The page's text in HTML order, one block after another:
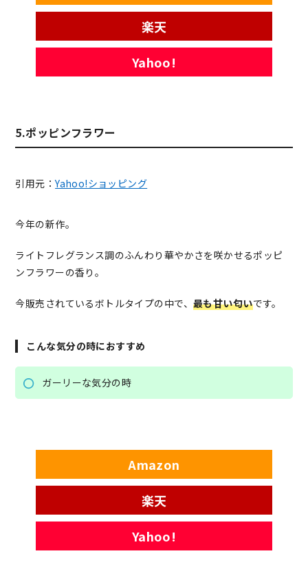
楽天
Yahoo!
5.ポッピンフラワー
引用元：Yahoo!ショッピング
今年の新作。
ライトフレグランス調のふんわり華やかさを咲かせるポッピ
ンフラワーの香り。
今販売されているボトルタイプの中で、 最も甘い匂いです。
こんな気分の時におすすめ
ガーリーな気分の時
Amazon
楽天
Yahoo!